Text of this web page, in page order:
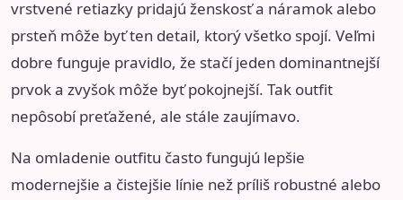
vrstvené retiazky pridajú ženskosť a náramok alebo
prsteň môže byť ten detail, ktorý všetko spojí. Veľmi
dobre funguje pravidlo, že stačí jeden dominantnejší
prvok a zvyšok môže byť pokojnejší. Tak outfit
nepôsobí preťažené, ale stále zaujímavo.
Na omladenie outfitu často fungujú lepšie
modernejšie a čistejšie línie než príliš robustné alebo